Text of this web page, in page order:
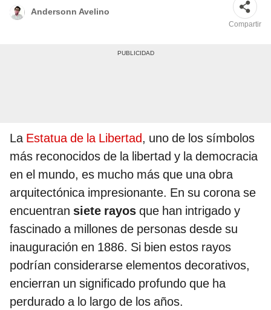
Andersonn Avelino
Compartir
La Estatua de la Libertad, uno de los símbolos
más reconocidos de la libertad y la democracia
en el mundo, es mucho más que una obra
arquitectónica impresionante. En su corona se
encuentran siete rayos que han intrigado y
fascinado a millones de personas desde su
inauguración en 1886. Si bien estos rayos
podrían considerarse elementos decorativos,
encierran un significado profundo que ha
perdurado a lo largo de los años.